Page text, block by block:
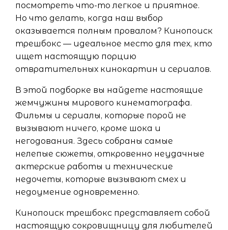
посмотреть что-то легкое и приятное.
Но что делать, когда наш выбор
оказывается полным провалом? Кинопоиск
трешбокс — идеальное место для тех, кто
ищет настоящую порцию
отвратительных кинокартин и сериалов.
В этой подборке вы найдете настоящие
жемчужины мирового кинематографа.
Фильмы и сериалы, которые порой не
вызывают ничего, кроме шока и
негодования. Здесь собраны самые
нелепые сюжеты, откровенно неудачные
актерские работы и технические
недочеты, которые вызывают смех и
недоумение одновременно.
Кинопоиск трешбокс представляет собой
настоящую сокровищницу для любителей